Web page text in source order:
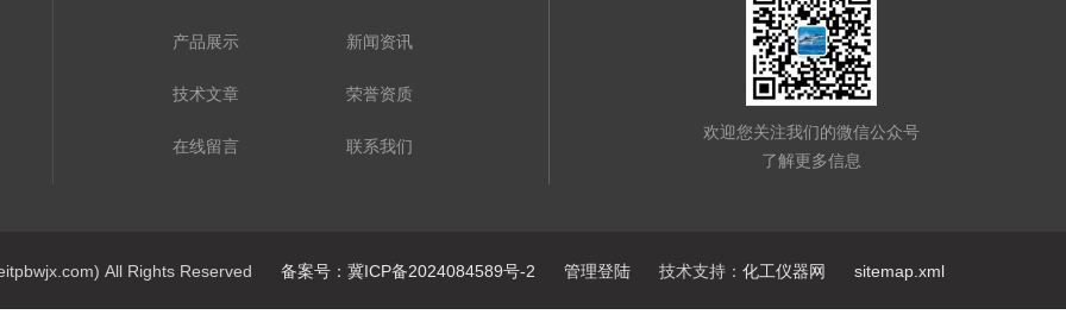
产品展示 新闻资讯
技术文章 荣誉资质
在线留言 联系我们
欢迎您关注我们的微信公众号
了解更多信息
All Rights Reserved 备案号：冀ICP备2024084589号-2 管理登陆 技术支持： 化工仪器网 sitemap.xml